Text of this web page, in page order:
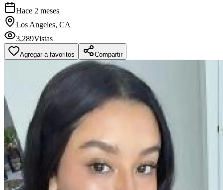
Hace 2 meses
Los Angeles, CA
3,289Vistas
Agregar a favoritos Compartir